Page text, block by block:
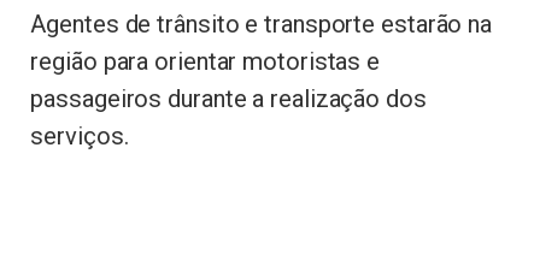
Agentes de trânsito e transporte estarão na
região para orientar motoristas e
passageiros durante a realização dos
serviços.